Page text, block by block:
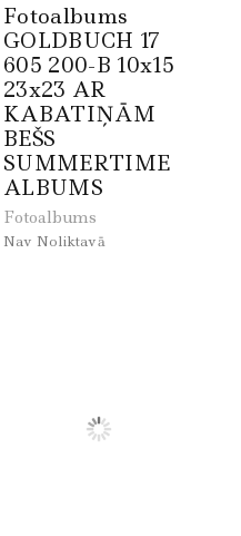
Fotoalbums
GOLDBUCH 17
605 200-B 10x15
23x23 AR
KABATIŅĀM
BEŠS
SUMMERTIME
ALBUMS
Fotoalbums
Nav Noliktavā